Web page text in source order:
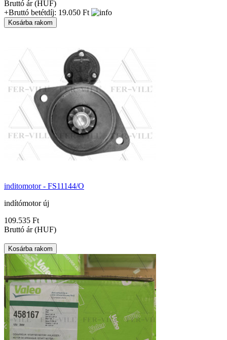
Bruttó ár (HUF)
+Bruttó betétdíj: 19.050 Ft
inditomotor - FS11144/O
indítómotor új
109.535 Ft
Bruttó ár (HUF)